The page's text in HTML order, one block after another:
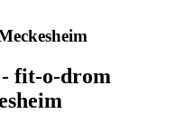
fit-o-drom